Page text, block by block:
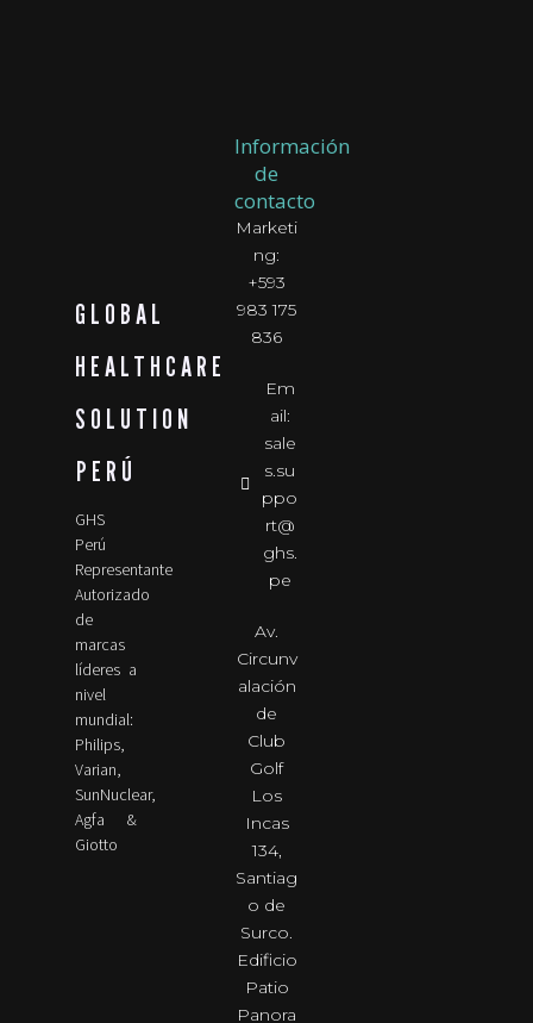
GLOBAL
HEALTHCARE
SOLUTION
PERÚ
GHS
Perú
Representante
Autorizado
de
marcas
líderes a
nivel
mundial:
Philips,
Varian,
SunNuclear,
Agfa &
Giotto
Información
de
contacto
Marketi
ng:
+593
983 175
836
Em
ail:
sale
s.su
ppo
rt@
ghs.
pe
Av.
Circunv
alación
de
Club
Golf
Los
Incas
134,
Santiag
o de
Surco.
Edificio
Patio
Panora